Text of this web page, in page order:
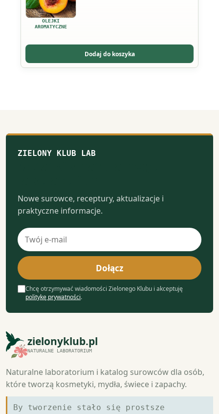
OLEJKI
AROMATYCZNE
Dodaj do koszyka
ZIELONY KLUB LAB
Nowe surowce, receptury, aktualizacje i
praktyczne informacje.
Adres
e-
mail
Dołącz
Chcę otrzymywać wiadomości Zielonego Klubu i akceptuję
politykę prywatności.
zielonyklub.pl
NATURALNE LABORATORIUM
Naturalne laboratorium i katalog surowców dla osób,
które tworzą kosmetyki, mydła, świece i zapachy.
By tworzenie stało się prostsze